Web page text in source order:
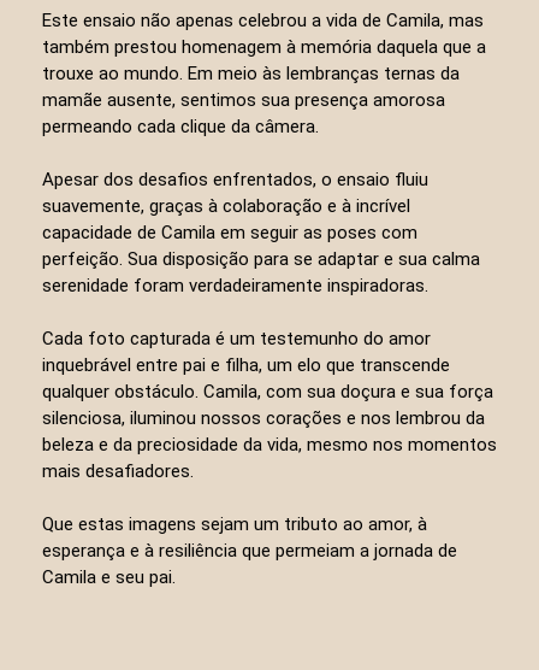
Este ensaio não apenas celebrou a vida de Camila, mas
também prestou homenagem à memória daquela que a
trouxe ao mundo. Em meio às lembranças ternas da
mamãe ausente, sentimos sua presença amorosa
permeando cada clique da câmera.
Apesar dos desafios enfrentados, o ensaio fluiu
suavemente, graças à colaboração e à incrível
capacidade de Camila em seguir as poses com
perfeição. Sua disposição para se adaptar e sua calma
serenidade foram verdadeiramente inspiradoras.
Cada foto capturada é um testemunho do amor
inquebrável entre pai e filha, um elo que transcende
qualquer obstáculo. Camila, com sua doçura e sua força
silenciosa, iluminou nossos corações e nos lembrou da
beleza e da preciosidade da vida, mesmo nos momentos
mais desafiadores.
Que estas imagens sejam um tributo ao amor, à
esperança e à resiliência que permeiam a jornada de
Camila e seu pai.